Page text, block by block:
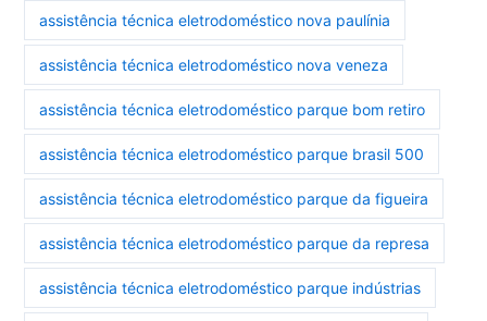
assistência técnica eletrodoméstico nova paulínia
assistência técnica eletrodoméstico nova veneza
assistência técnica eletrodoméstico parque bom retiro
assistência técnica eletrodoméstico parque brasil 500
assistência técnica eletrodoméstico parque da figueira
assistência técnica eletrodoméstico parque da represa
assistência técnica eletrodoméstico parque indústrias